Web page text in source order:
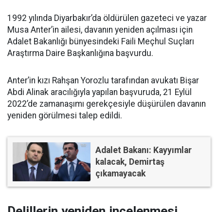
1992 yılında Diyarbakır’da öldürülen gazeteci ve yazar
Musa Anter’in ailesi, davanın yeniden açılması için
Adalet Bakanlığı bünyesindeki Faili Meçhul Suçları
Araştırma Daire Başkanlığına başvurdu.
Anter’in kızı Rahşan Yorozlu tarafından avukatı Bişar
Abdi Alinak aracılığıyla yapılan başvuruda, 21 Eylül
2022’de zamanaşımı gerekçesiyle düşürülen davanın
yeniden görülmesi talep edildi.
Adalet Bakanı: Kayyımlar
kalacak, Demirtaş
çıkamayacak